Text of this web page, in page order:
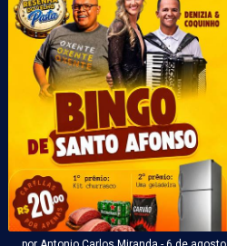
e
no Hospital Universitário
atendimento e acomodados
...